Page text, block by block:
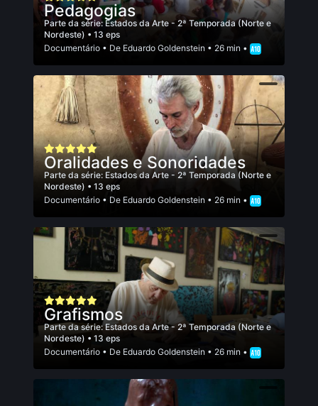
Pedagogias
Parte da série: Estados da Arte - 2ª Temporada (Norte e
Nordeste) • 13 eps
Documentário • De Eduardo Goldenstein • 26 min •
Oralidades e Sonoridades
Parte da série: Estados da Arte - 2ª Temporada (Norte e
Nordeste) • 13 eps
Documentário • De Eduardo Goldenstein • 26 min •
Grafismos
Parte da série:Estados da Arte - 2ª Temporada (Norte e
Nordeste) • 13 eps
Documentário • De Eduardo Goldenstein • 26 min •